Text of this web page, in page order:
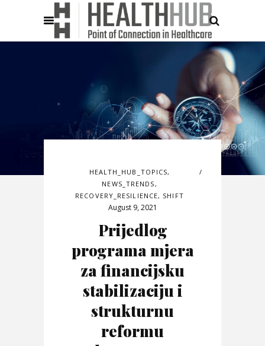
HEALTH_HUB_TOPICS,
NEWS_TRENDS,
RECOVERY_RESILIENCE, SHIFT
August 9, 2021
Prijedlog
programa mjera
za financijsku
stabilizaciju i
strukturnu
reformu